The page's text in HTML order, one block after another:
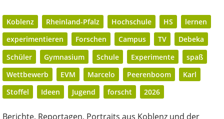
Koblenz Rheinland-Pfalz Hochschule HS
lernen
experimentieren
Forschen Campus TV
Debeka
Schüler
Gymnasium Schule Experimente
spaß
Wettbewerb
EVM Marcelo Peerenboom
Karl
Stoffel
Ideen Jugend forscht 2026
Berichte, Reportagen, Portraits aus Koblenz und der